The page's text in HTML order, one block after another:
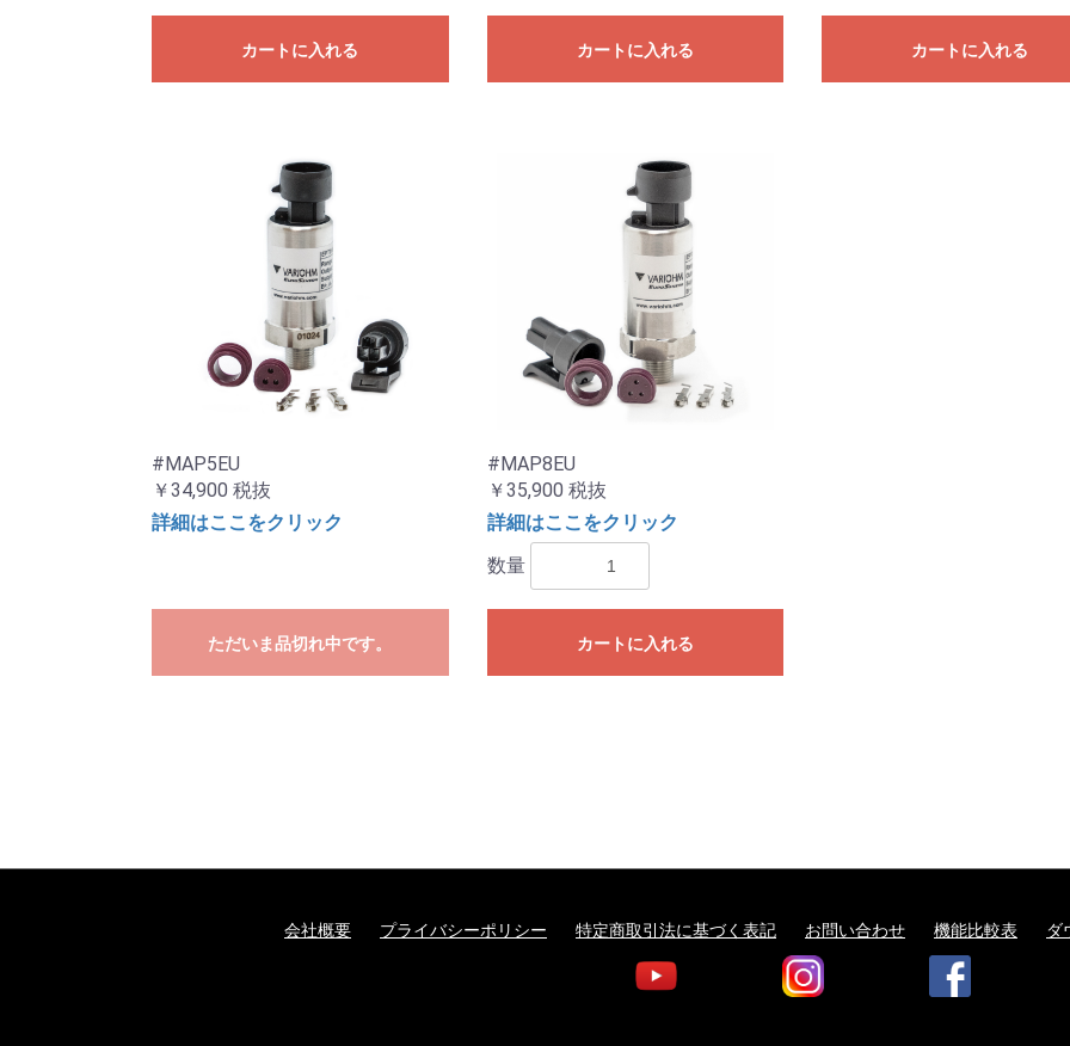
カートに入れる カートに入れる カートに入れる
#MAP5EU
￥34,900 税抜
詳細はここをクリック
ただいま品切れ中です。
#MAP8EU
￥35,900 税抜
詳細はここをクリック
数量
カートに入れる
会社概要 プライバシーポリシー 特定商取引法に基づく表記 お問い合わせ 機能比較表 ダ